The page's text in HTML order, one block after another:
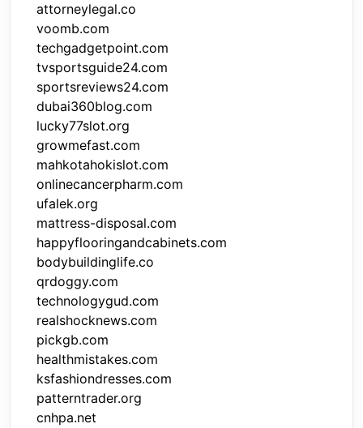
attorneylegal.co
voomb.com
techgadgetpoint.com
tvsportsguide24.com
sportsreviews24.com
dubai360blog.com
lucky77slot.org
growmefast.com
mahkotahokislot.com
onlinecancerpharm.com
ufalek.org
mattress-disposal.com
happyflooringandcabinets.com
bodybuildinglife.co
qrdoggy.com
technologygud.com
realshocknews.com
pickgb.com
healthmistakes.com
ksfashiondresses.com
patterntrader.org
cnhpa.net